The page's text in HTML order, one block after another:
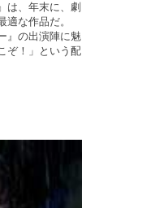
は、年末に、劇
適な作品だ。
』の出演陣に魅
ぞ！」という配